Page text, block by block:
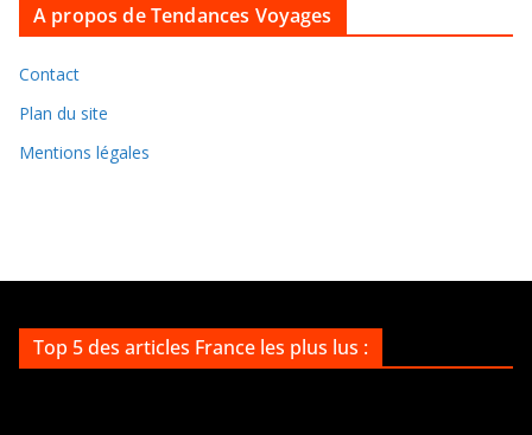
i
v
e
A propos de Tendances Voyages
Contact
Plan du site
Mentions légales
Top 5 des articles France les plus lus :